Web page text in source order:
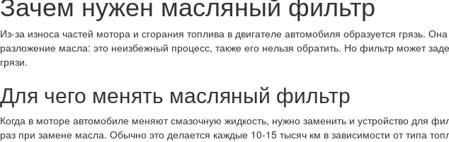
Из-за износа частей мотора и сгорания топлива в двигателе автомобиля образуется грязь.
разложение масла: это неизбежный процесс, также его нельзя обратить. Но фильтр может
грязи.
Для чего менять масляный фильтр
Когда в моторе автомобиле меняют смазочную жидкость, нужно заменить и устройство для
раз при замене масла. Обычно это делается каждые 10-15 тысяч км в зависимости от типа